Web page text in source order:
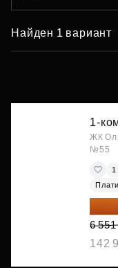
Найден 1 вариант
1-
ЖК
№55
1
6
142